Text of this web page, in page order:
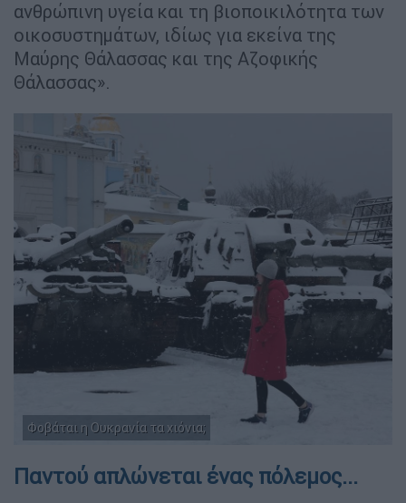
ανθρώπινη υγεία και τη βιοποικιλότητα των
οικοσυστημάτων, ιδίως για εκείνα της
Μαύρης Θάλασσας και της Αζοφικής
Θάλασσας».
Φοβάται η Ουκρανία τα χιόνια;
Παντού απλώνεται ένας πόλεμος...